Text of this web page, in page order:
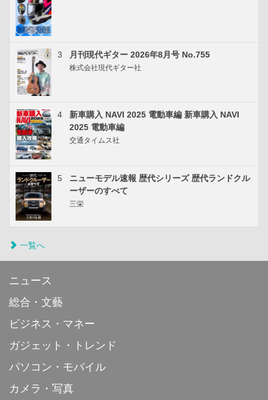
3 月刊現代ギター 2026年8月号 No.755
株式会社現代ギター社
4
新車購入 NAVI 2025 電動車編 新車購入 NAVI
2025 電動車編
交通タイムス社
5
ニューモデル速報 歴代シリーズ 歴代ランドクル
ーザーのすべて
三栄
一覧へ
ニュース
総合・文藝
ビジネス・マネー
ガジェット・トレンド
パソコン・モバイル
カメラ・写真